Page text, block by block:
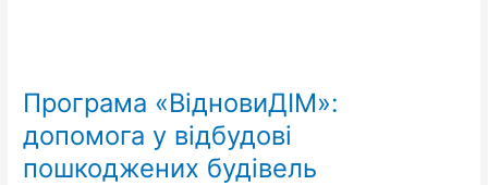
Програма «ВідновиДІМ»:
допомога у відбудові
пошкоджених будівель
допомога
відбудові
пошкоджених